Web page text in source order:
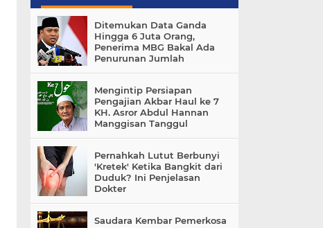
Ditemukan Data Ganda
Hingga 6 Juta Orang,
Penerima MBG Bakal Ada
Penurunan Jumlah
Mengintip Persiapan
Pengajian Akbar Haul ke 7
KH. Asror Abdul Hannan
Manggisan Tanggul
Pernahkah Lutut Berbunyi
'Kretek' Ketika Bangkit dari
Duduk? Ini Penjelasan
Dokter
Saudara Kembar Pemerkosa